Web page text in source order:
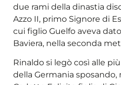
due rami della dinastia
Azzo II, primo Signore di
cui figlio Guelfo aveva
Baviera, nella seconda
Rinaldo si legò così alle
della Germania sposando,